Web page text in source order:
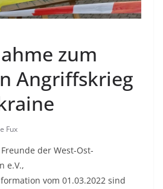
zum
Angriffskrieg
Fux
der West-Ost-
e.V.,
vom 01.03.2022 sind